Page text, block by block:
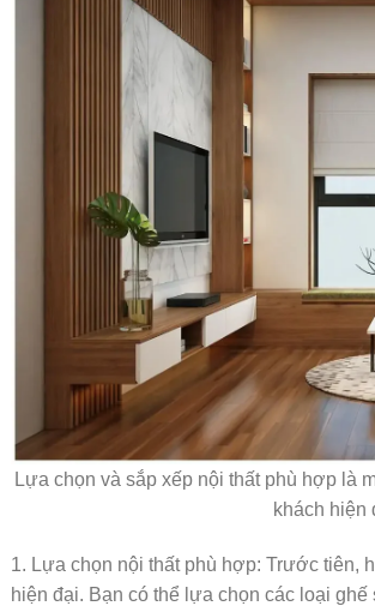
Lựa chọn và sắp xếp nội thất phù hợp là
khách hiện
1. Lựa chọn nội thất phù hợp: Trước tiên,
hiện đại. Bạn có thể lựa chọn các loại